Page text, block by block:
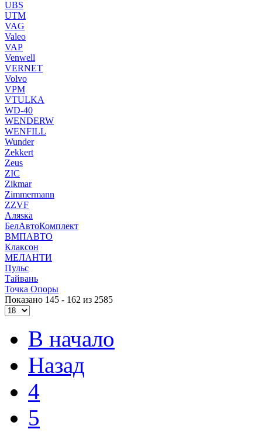
UBS
UTM
VAG
Valeo
VAP
Venwell
VERNET
Volvo
VPM
VTULKA
WD-40
WENDERW
WENFILL
Wunder
Zekkert
Zeus
ZIC
Zikmar
Zimmermann
ZZVF
Аляsка
БелАвтоКомплект
ВМПАВТО
Клаксон
МЕЛАНТИ
Пульс
Тайвань
Точка Опоры
Показано 145 - 162 из 2585
В начало
Назад
4
5